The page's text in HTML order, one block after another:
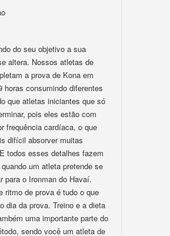
do seu objetivo a sua
altera. Nossos atletas de
a prova de Kona em
horas consumindo diferentes
que atletas iniciantes que só
pois eles estão com
frequência cardíaca, o que
difícil absorver muitas
todos esses detalhes fazem
um atleta pretende se
para o Ironman do Havaí.
ritmo de prova é tudo o que
dia da prova. Treino e a dieta
uma importante parte do
sendo você um atleta de